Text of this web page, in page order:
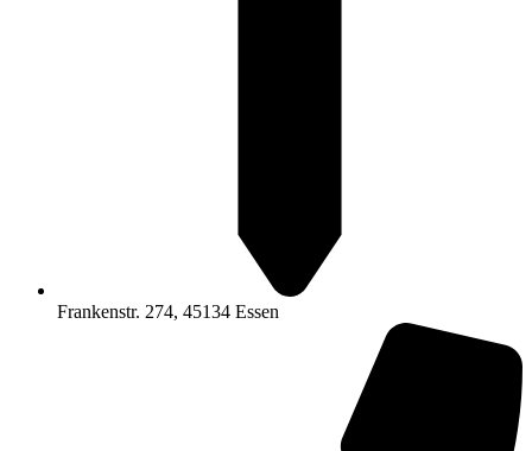
Frankenstr. 274, 45134 Essen